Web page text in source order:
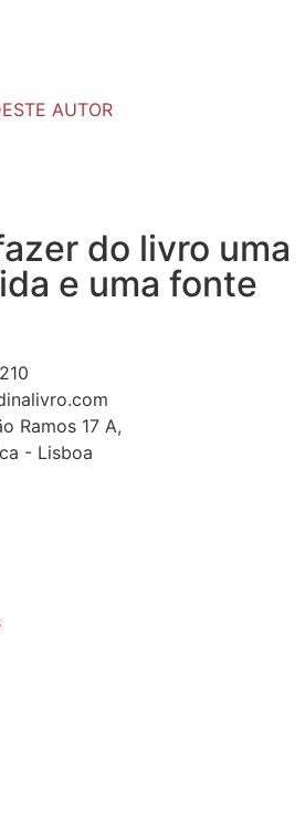
AUTOR
do livro uma
e uma fonte
Ramos 17 A,
- Lisboa